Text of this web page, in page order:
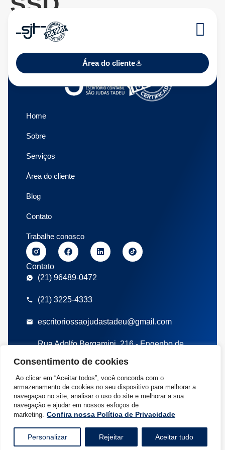
Consentimento de cookies
Ao clicar em “Aceitar todos”, você concorda com o
armazenamento de cookies no seu dispositivo para melhorar a
navegaçao no site, analisar o uso do site e melhorar a sua
navegação e ajudar em nossos esfoços de
marketing. Confira nossa Política de Privacidade
Personalizar Rejeitar Aceitar tudo
Área do cliente
Home
Sobre
Serviços
Área do cliente
Blog
Contato
Trabalhe conosco
Contato
(21) 96489-0472
(21) 3225-4333
escritoriossaojudastadeu@gmail.com
Rua Adolfo Bergamini, 216 - Engenho de
©2026 Escritório Contábil São Judas Tadeu – SJT – Todos Direitos
Reservados | Rua Adolfo Bergamini, 216 – Engenho de Dentro, Rio de
Janeiro/RJ CEP: 20730-000 | CNPJ: 04.493.917/0001-26
Desenvolvido por